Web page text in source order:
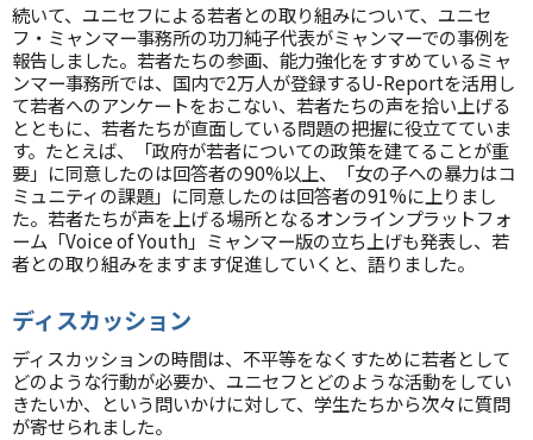
続いて、ユニセフによる若者との取り組みについて、ユニセ
フ・ミャンマー事務所の功刀純子代表がミャンマーでの事例を
報告しました。若者たちの参画、能力強化をすすめているミャ
ンマー事務所では、国内で2万人が登録するU-Reportを活用し
て若者へのアンケートをおこない、若者たちの声を拾い上げる
とともに、若者たちが直面している問題の把握に役立てていま
す。たとえば、「政府が若者についての政策を建てることが重
要」に同意したのは回答者の90%以上、「女の子への暴力はコ
ミュニティの課題」に同意したのは回答者の91%に上りまし
た。若者たちが声を上げる場所となるオンラインプラットフォ
ーム「Voice of Youth」ミャンマー版の立ち上げも発表し、若
者との取り組みをますます促進していくと、語りました。
ディスカッション
ディスカッションの時間は、不平等をなくすために若者として
どのような行動が必要か、ユニセフとどのような活動をしてい
きたいか、という問いかけに対して、学生たちから次々に質問
が寄せられました。